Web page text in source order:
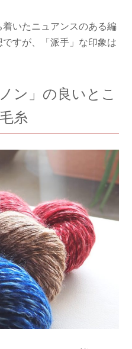
いたニュアンスのある編
すが、「派手」な印象は
ン」の良いとこ
糸